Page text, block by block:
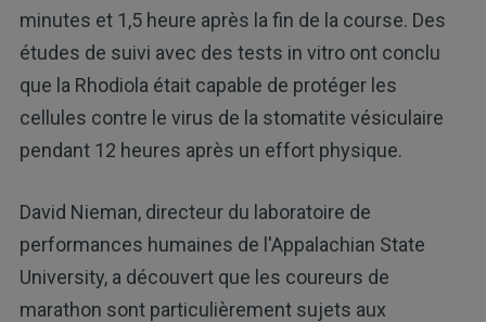
minutes et 1,5 heure après la fin de la course. Des
études de suivi avec des tests in vitro ont conclu
que la Rhodiola était capable de protéger les
cellules contre le virus de la stomatite vésiculaire
pendant 12 heures après un effort physique.
David Nieman, directeur du laboratoire de
performances humaines de l'Appalachian State
University, a découvert que les coureurs de
marathon sont particulièrement sujets aux